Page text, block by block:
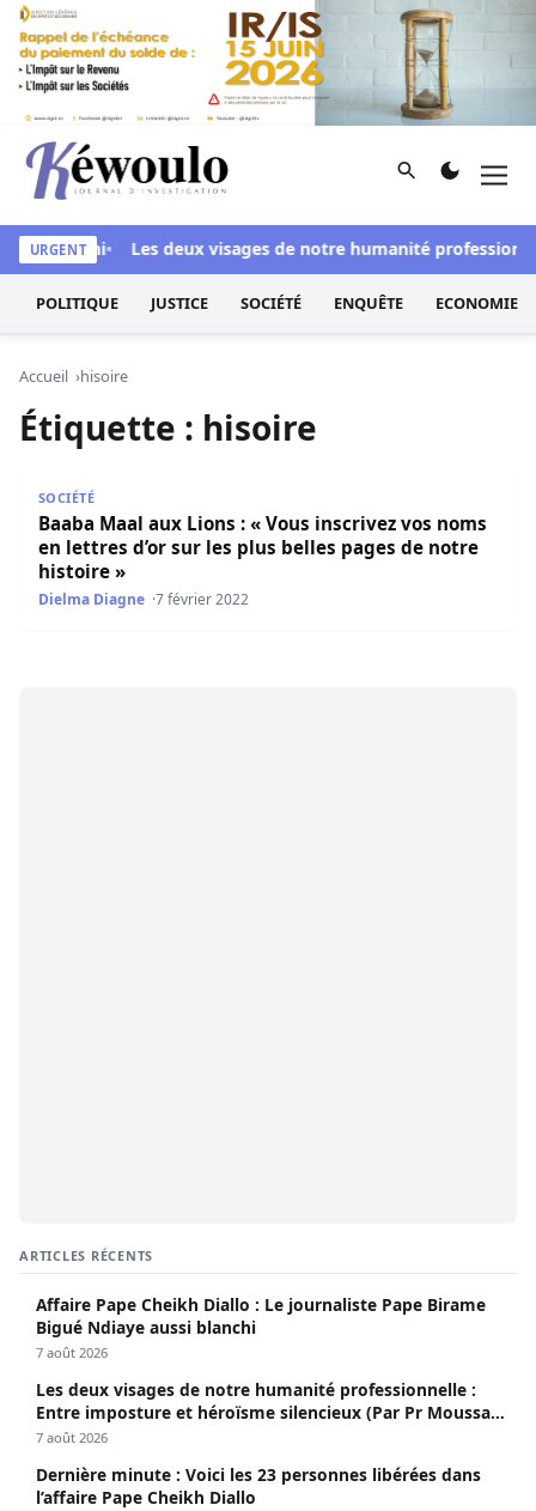
Aller au contenu
Kéwoulo, le premier site d'information et d'investigation
Rechercher
URGENT
blanchi Les deux visages de notre humanité
POLITIQUE JUSTICE SOCIÉTÉ ENQUÊTE ECONOMIE
Accueil hisoire
Étiquette : hisoire
SOCIÉTÉ
Baaba Maal aux Lions : « Vous inscrivez vos noms
en lettres d’or sur les plus belles pages de notre
histoire »
Dielma Diagne 7 février 2022
ARTICLES RÉCENTS
Affaire Pape Cheikh Diallo : Le journaliste Pape Birame
Bigué Ndiaye aussi blanchi
7 août 2026
Les deux visages de notre humanité professionnelle :
Entre imposture et héroïsme silencieux (Par Pr Moussa
Seydi)
7 août 2026
Dernière minute : Voici les 23 personnes libérées dans
l’affaire Pape Cheikh Diallo